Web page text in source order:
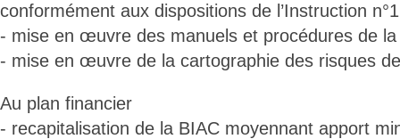
conformément aux dispositions de l’Instruction
- mise en œuvre des manuels et procédures de
- mise en œuvre de la cartographie des risques
Au plan financier
- recapitalisation de la BIAC moyennant apport